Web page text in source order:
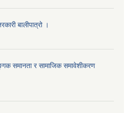
बालीपात्रो ।
समानता र सामाजिक समावेशीकरण